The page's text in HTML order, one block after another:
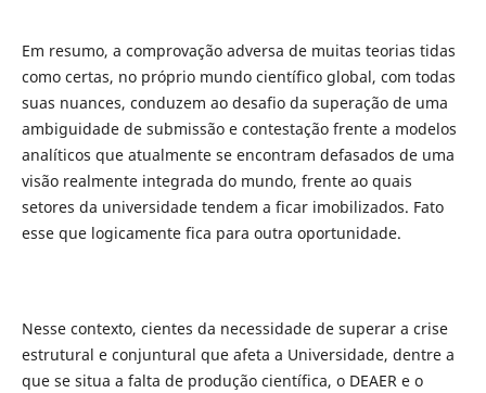
Em resumo, a comprovação adversa de muitas teorias tidas
como certas, no próprio mundo científico global, com todas
suas nuances, conduzem ao desafio da superação de uma
ambiguidade de submissão e contestação frente a modelos
analíticos que atualmente se encontram defasados de uma
visão realmente integrada do mundo, frente ao quais
setores da universidade tendem a ficar imobilizados. Fato
esse que logicamente fica para outra oportunidade.
Nesse contexto, cientes da necessidade de superar a crise
estrutural e conjuntural que afeta a Universidade, dentre a
que se situa a falta de produção científica, o DEAER e o